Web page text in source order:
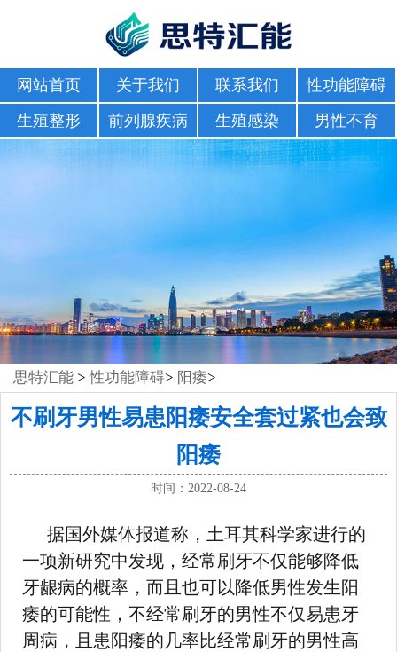
网站首页 关于我们 联系我们
性功能障碍
生殖整形
前列腺疾病 生殖感染 男性不育
思特汇能 >性功能障碍> 阳痿>
不刷牙男性易患阳痿安全套过紧也会致
阳痿
时间：2022-08-24
据国外媒体报道称，土耳其科学家进行的
一项新研究中发现，经常刷牙不仅能够降低
牙龈病的概率，而且也可以降低男性发生阳
痿的可能性，不经常刷牙的男性不仅易患牙
周病，且患阳痿的几率比经常刷牙的男性高